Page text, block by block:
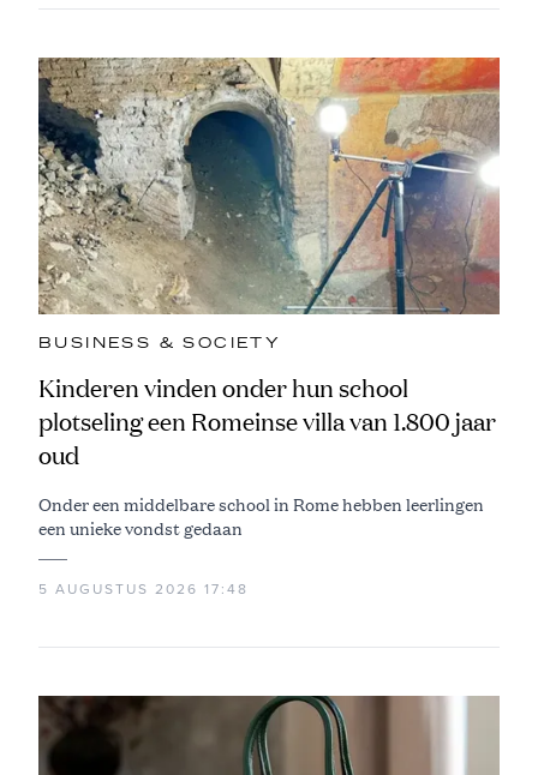
BUSINESS & SOCIETY
Kinderen vinden onder hun school
plotseling een Romeinse villa van 1.800 jaar
oud
Onder een middelbare school in Rome hebben leerlingen
een unieke vondst gedaan
5 AUGUSTUS 2026 17:48